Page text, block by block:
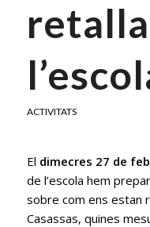
ACTIVITATS
El dimecres 27 de
de l’escola hem
sobre com ens estan
Casassas, quines